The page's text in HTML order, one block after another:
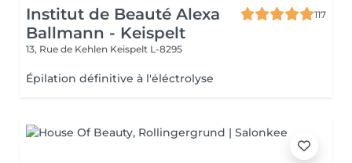
Institut de Beauté Alexa
Ballmann - Keispelt
117
13, Rue de Kehlen Keispelt L-8295
Épilation définitive à l'éléctrolyse